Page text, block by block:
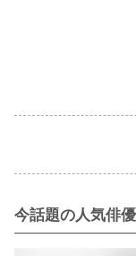
今話題の人気俳